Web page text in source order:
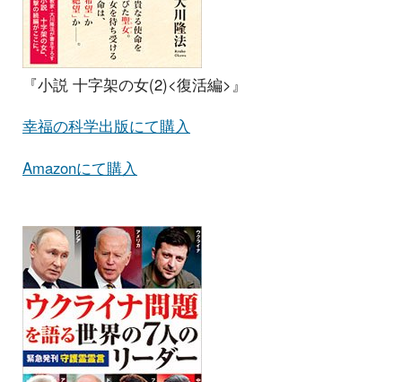
『小説 十字架の女(2)<復活編>』
幸福の科学出版にて購入
Amazonにて購入